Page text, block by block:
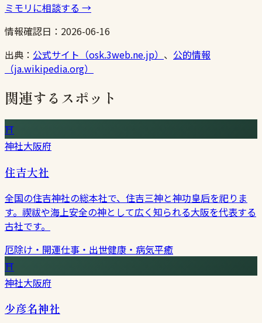
ミモリに相談する →
情報確認日： 2026-06-16
出典： 公式サイト（osk.3web.ne.jp） 、 公的情報
（ja.wikipedia.org）
関連するスポット
⛩
神社大阪府
住吉大社
全国の住吉神社の総本社で、住吉三神と神功皇后を祀りま
す。禊祓や海上安全の神として広く知られる大阪を代表する
古社です。
厄除け・開運仕事・出世健康・病気平癒
⛩
神社大阪府
少彦名神社